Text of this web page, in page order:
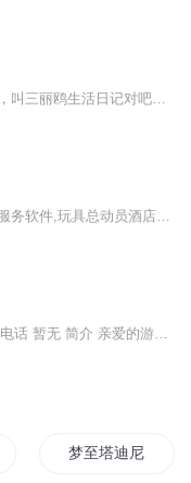
梦至塔迪尼